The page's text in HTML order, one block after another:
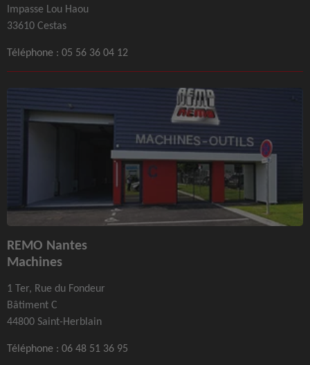
Impasse Lou Haou
33610 Cestas
Téléphone : 05 56 36 04 12
REMO Nantes
Machines
1 Ter, Rue du Fondeur
Bâtiment C
44800 Saint-Herblain
Téléphone : 06 48 51 36 95